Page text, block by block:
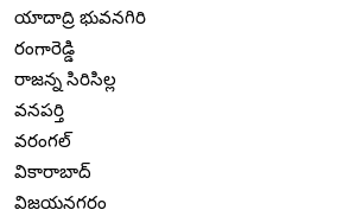
యాదాద్రి భువనగిరి
రంగారెడ్డి
రాజన్న సిరిసిల్ల
వనపర్తి
వరంగల్
వికారాబాద్
విజయనగరం